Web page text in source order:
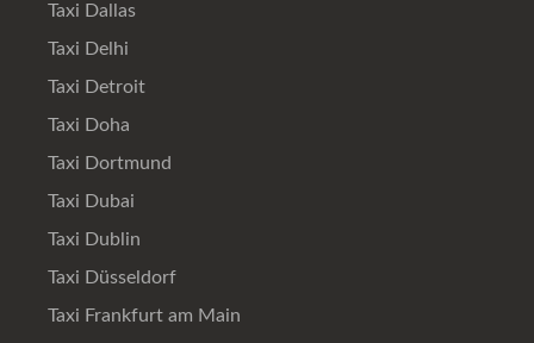
Taxi Dallas
Taxi Delhi
Taxi Detroit
Taxi Doha
Taxi Dortmund
Taxi Dubai
Taxi Dublin
Taxi Düsseldorf
Taxi Frankfurt am Main